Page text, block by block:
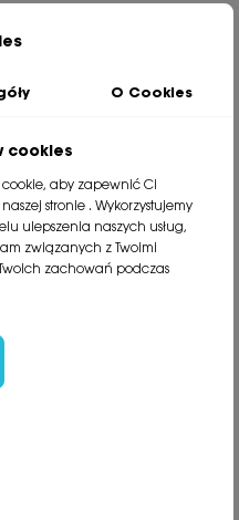
na terenie Polski. Od ponad
pasją, doświadczeniem i
O Cookies
cookies
cookie, aby zapewnić Ci
stronie . Wykorzystujemy
ulepszenia naszych usług,
związanych z Twoimi
zachowań podczas